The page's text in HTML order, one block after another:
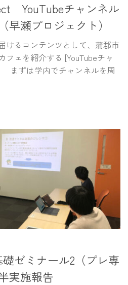
YouTubeチャンネル
早瀬プロジェクト）
けるコンテンツとして、蒲郡市
フェを紹介する [YouTubeチャ
まずは学内でチャンネルを周
ゼミナール2（プレ専
実施報告